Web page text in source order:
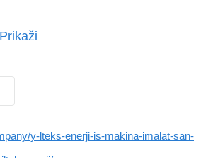
Prikaži
y-lteks-enerji-is-makina-imalat-san-